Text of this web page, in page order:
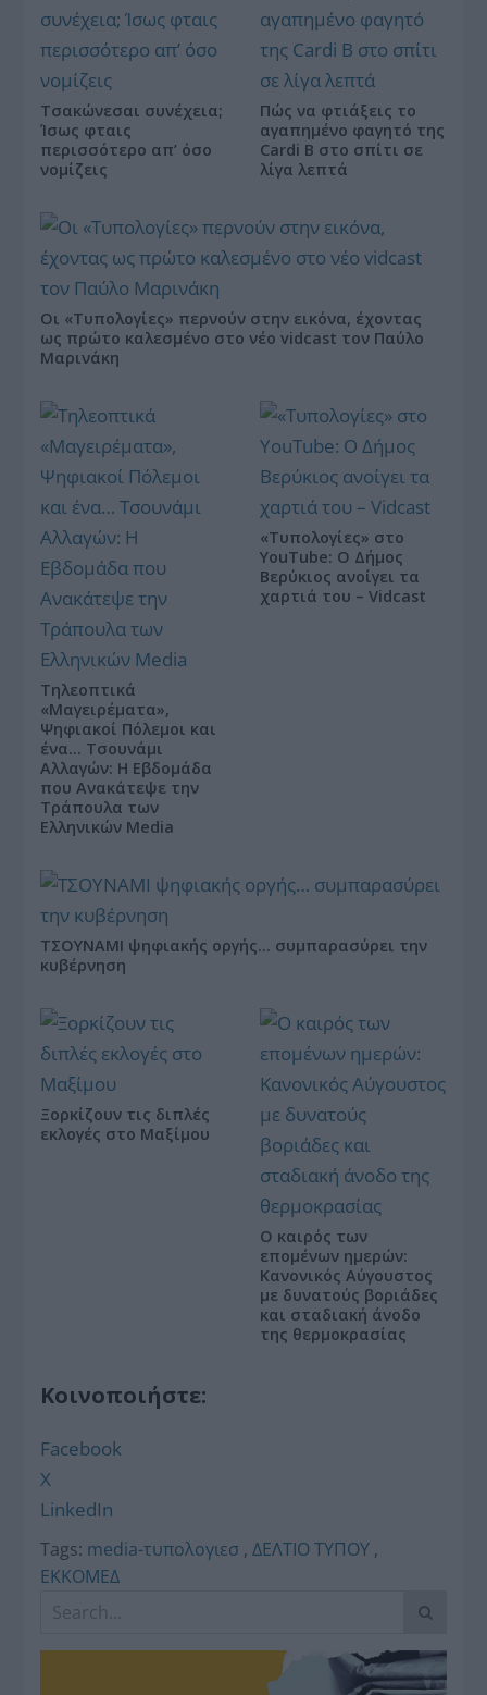
Τσακώνεσαι συνέχεια;
Ίσως φταις
περισσότερο απ’ όσο
νομίζεις
Πώς να φτιάξεις το
αγαπημένο φαγητό της
Cardi B στο σπίτι σε
λίγα λεπτά
Οι «Τυπολογίες» περνούν στην εικόνα, έχοντας
ως πρώτο καλεσμένο στο νέο vidcast τον Παύλο
Μαρινάκη
Τηλεοπτικά
«Μαγειρέματα»,
Ψηφιακοί Πόλεμοι και
ένα… Τσουνάμι
Αλλαγών: Η Εβδομάδα
που Ανακάτεψε την
Τράπουλα των
Ελληνικών Media
«Τυπολογίες» στο
YouTube: Ο Δήμος
Βερύκιος ανοίγει τα
χαρτιά του – Vidcast
ΤΣΟΥΝΑΜΙ ψηφιακής οργής… συμπαρασύρει την
κυβέρνηση
Ξορκίζουν τις διπλές
εκλογές στο Μαξίμου
Ο καιρός των
επομένων ημερών:
Κανονικός Αύγουστος
με δυνατούς βοριάδες
και σταδιακή άνοδο
της θερμοκρασίας
Κοινοποιήστε:
Facebook
X
LinkedIn
Tags: media-τυπολογιεσ ,ΔΕΛΤΙΟ ΤΥΠΟΥ ,
ΕΚΚΟΜΕΔ